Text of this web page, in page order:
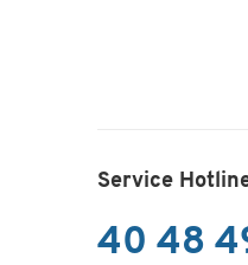
Service
40 48